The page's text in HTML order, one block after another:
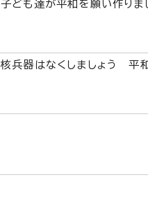
子ども達が平和を願い作りま
核兵器はなくしましょう 平